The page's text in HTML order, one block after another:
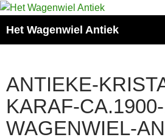
Het Wagenwiel Antiek
ANTIEKE-
KARAF-
WAGENWIEL-